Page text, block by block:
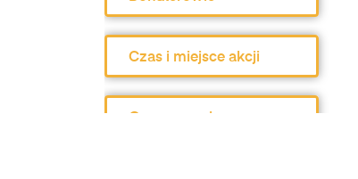
Czas i miejsce akcji